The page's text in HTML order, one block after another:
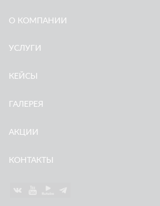
О КОМПАНИИ
УСЛУГИ
КЕЙСЫ
ГАЛЕРЕЯ
АКЦИИ
КОНТАКТЫ